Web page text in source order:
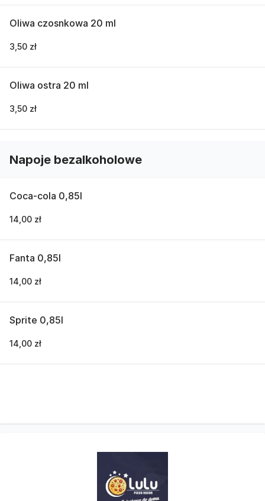
Oliwa czosnkowa 20 ml
3,50 zł
Oliwa ostra 20 ml
3,50 zł
Napoje bezalkoholowe
Coca-cola 0,85l
14,00 zł
Fanta 0,85l
14,00 zł
Sprite 0,85l
14,00 zł